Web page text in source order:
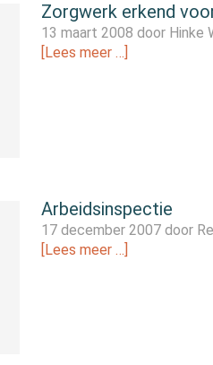
Zorgwerk erkend
13 maart 2008 door Hinke
[Lees meer …]
Arbeidsinspectie
17 december 2007 door
[Lees meer …]